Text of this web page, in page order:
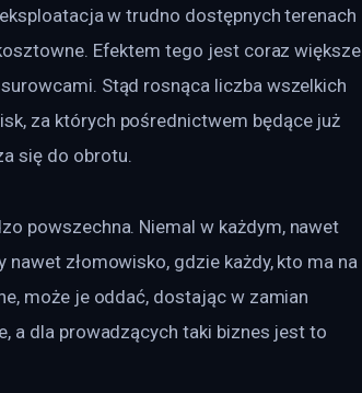
w trudno dostępnych terenach
Efektem tego jest coraz większe
Stąd rosnąca liczba wszelkich
za których pośrednictwem będące już
się do obrotu.
powszechna. Niemal w każdym, nawet
nawet złomowisko, gdzie każdy, kto ma na
może je oddać, dostając w zamian
a dla prowadzących taki biznes jest to